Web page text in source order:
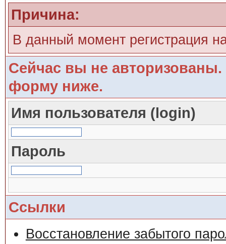
Причина:
В данный момент регистрация
Сейчас вы не авторизованы.
форму ниже.
Имя пользователя (login)
Пароль
Ссылки
Восстановление забытого